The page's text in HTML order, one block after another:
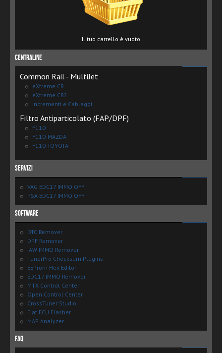
Il tuo carrello è vuoto
Centraline
Common Rail - MultiJet
eXtreme CR
eXtreme CR2
Incrementi e Cablaggi
Filtro Antiparticolato (FAP/DPF)
F110
F110-MAZDA
F110-TOYOTA
Servizi
VAG EDC17 IMMO OFF
PSA EDC17 IMMO OFF
Software
DTC Remover
DPF Remover
IAW IMMO Remover
TunerPro Checksum Plugins
EEProm Hex Editor
EDC17 IMMO Remover
MTX Control Center
Open Control Center
CrossTuner Studio
Fiat ECU Flasher
MAP Analyzer
FAQ